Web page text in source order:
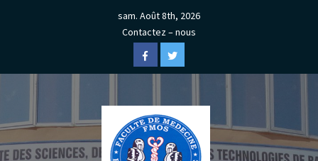
sam. Août 8th, 2026
Contactez – nous
FacebookTwitter